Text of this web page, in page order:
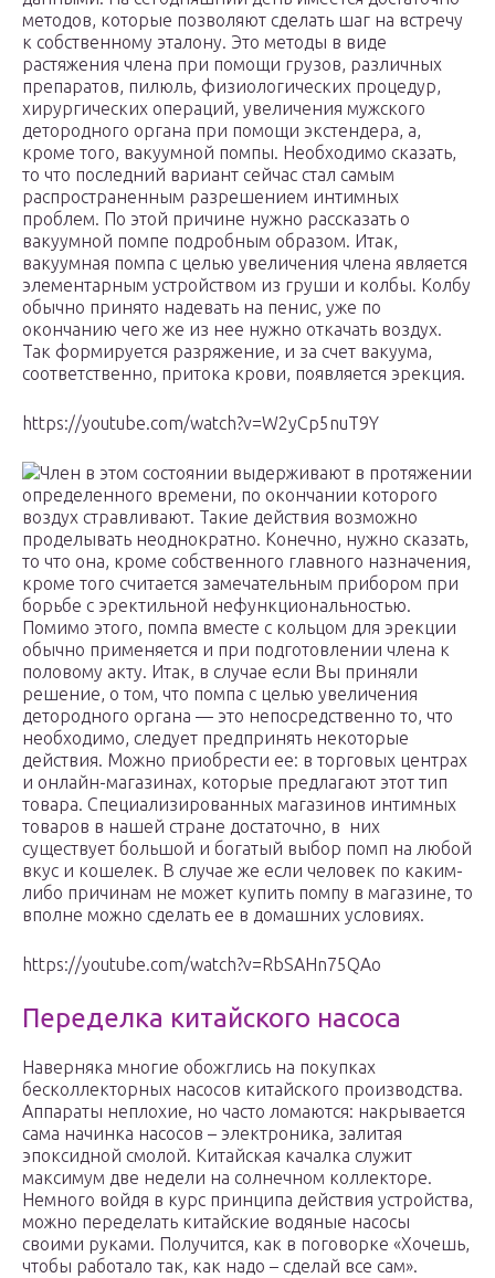
методов, которые позволяют сделать шаг на встречу
к собственному эталону. Это методы в виде
растяжения члена при помощи грузов, различных
препаратов, пилюль, физиологических процедур,
хирургических операций, увеличения мужского
детородного органа при помощи экстендера, а,
кроме того, вакуумной помпы. Необходимо сказать,
то что последний вариант сейчас стал самым
распространенным разрешением интимных
проблем. По этой причине нужно рассказать о
вакуумной помпе подробным образом. Итак,
вакуумная помпа с целью увеличения члена является
элементарным устройством из груши и колбы. Колбу
обычно принято надевать на пенис, уже по
окончанию чего же из нее нужно откачать воздух.
Так формируется разряжение, и за счет вакуума,
соответственно, притока крови, появляется эрекция.
https://youtube.com/watch?v=W2yCp5nuT9Y
Член в этом состоянии выдерживают в протяжении
определенного времени, по окончании которого
воздух стравливают. Такие действия возможно
проделывать неоднократно. Конечно, нужно сказать,
то что она, кроме собственного главного назначения,
кроме того считается замечательным прибором при
борьбе с эректильной нефункциональностью.
Помимо этого, помпа вместе с кольцом для эрекции
обычно применяется и при подготовлении члена к
половому акту. Итак, в случае если Вы приняли
решение, о том, что помпа с целью увеличения
детородного органа — это непосредственно то, что
необходимо, следует предпринять некоторые
действия. Можно приобрести ее: в торговых центрах
и онлайн-магазинах, которые предлагают этот тип
товара. Специализированных магазинов интимных
товаров в нашей стране достаточно, в них
существует большой и богатый выбор помп на любой
вкус и кошелек. В случае же если человек по каким-
либо причинам не может купить помпу в магазине, то
вполне можно сделать ее в домашних условиях.
https://youtube.com/watch?v=RbSAHn75QAo
Переделка китайского насоса
Наверняка многие обожглись на покупках
бесколлекторных насосов китайского производства.
Аппараты неплохие, но часто ломаются: накрывается
сама начинка насосов – электроника, залитая
эпоксидной смолой. Китайская качалка служит
максимум две недели на солнечном коллекторе.
Немного войдя в курс принципа действия устройства,
можно переделать китайские водяные насосы
своими руками. Получится, как в поговорке «Хочешь,
чтобы работало так, как надо – сделай все сам».